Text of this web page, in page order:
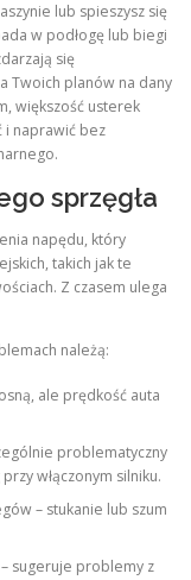
lub spieszysz się
w podłogę lub biegi
się
Twoich planów na dany
większość usterek
i naprawić bez
sprzęgła
napędu, który
takich jak te
Z czasem ulega
należą:
ale prędkość auta
problematyczny
włączonym silniku.
– stukanie lub szum
sugeruje problemy z